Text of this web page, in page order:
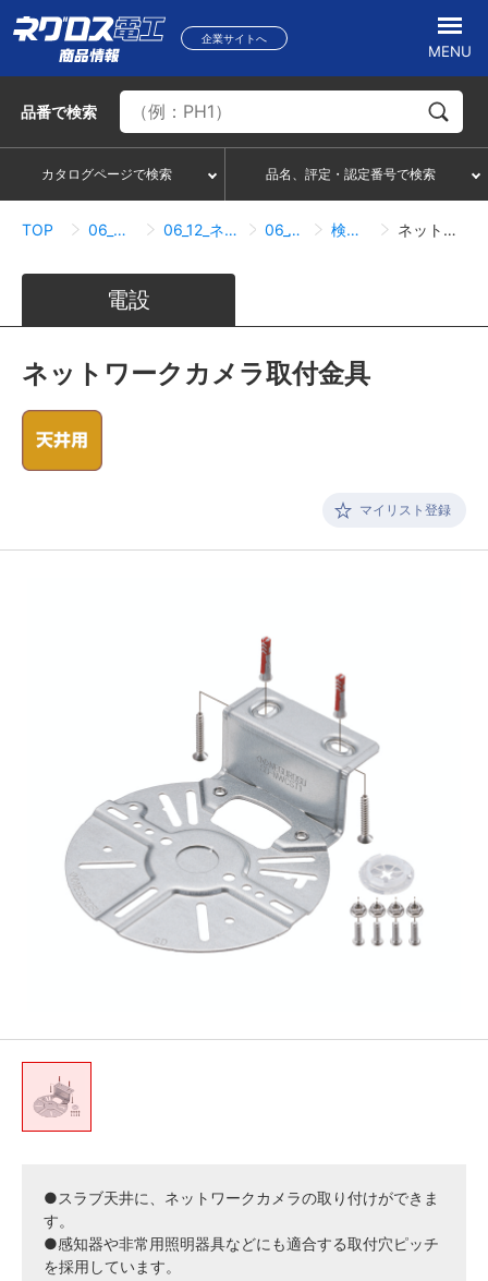
企業サイトへ
MENU
品番で検索
カタログページで検索 品名、評定・認定番号で検索
TOP 06_吊り・振れ止め部材 06_12_ネットワークカメラ取付金具 06_12_06_天井用 検索結果一覧 ネットワークカメラ取付金具
電設
ネットワークカメラ取付金具
マイリスト登録
●スラブ天井に、ネットワークカメラの取り付けができま
す。
●感知器や非常用照明器具などにも適合する取付穴ピッチ
を採用しています。